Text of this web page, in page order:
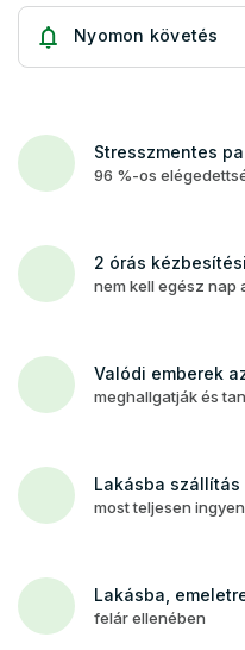
Nyomon követés
Stresszmentes
96 %-os
2 órás
nem kell egész nap
Valódi emberek
meghallgatják és
Lakásba szállítás
most teljesen ingyen
Lakásba,
felár ellenében